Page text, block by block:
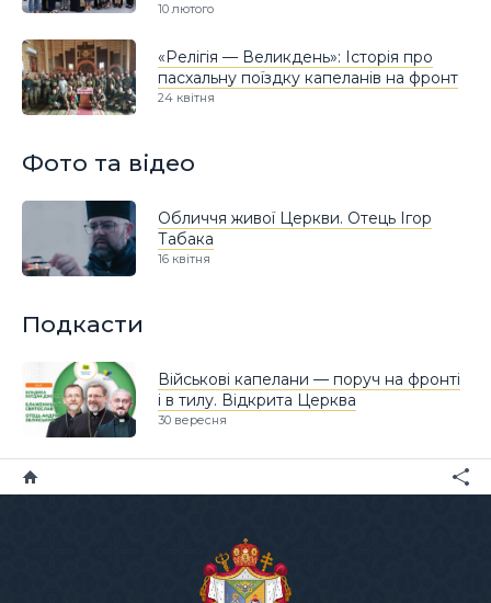
10 лютого
«Релігія — Великдень»: Історія про
пасхальну поїздку капеланів на фронт
24 квітня
Фото та відео
Обличчя живої Церкви. Отець Ігор
Табака
16 квітня
Подкасти
Військові капелани — поруч на фронті
і в тилу. Відкрита Церква
30 вересня